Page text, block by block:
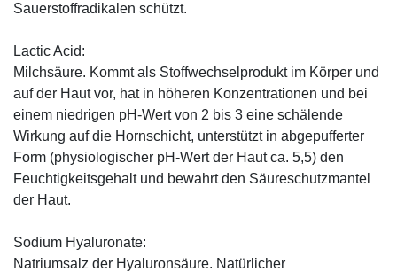
Sauerstoffradikalen schützt.
Lactic Acid:
Milchsäure. Kommt als Stoffwechselprodukt im Körper und
auf der Haut vor, hat in höheren Konzentrationen und bei
einem niedrigen pH-Wert von 2 bis 3 eine schälende
Wirkung auf die Hornschicht, unterstützt in abgepufferter
Form (physiologischer pH-Wert der Haut ca. 5,5) den
Feuchtigkeitsgehalt und bewahrt den Säureschutzmantel
der Haut.
Sodium Hyaluronate:
Natriumsalz der Hyaluronsäure. Natürlicher